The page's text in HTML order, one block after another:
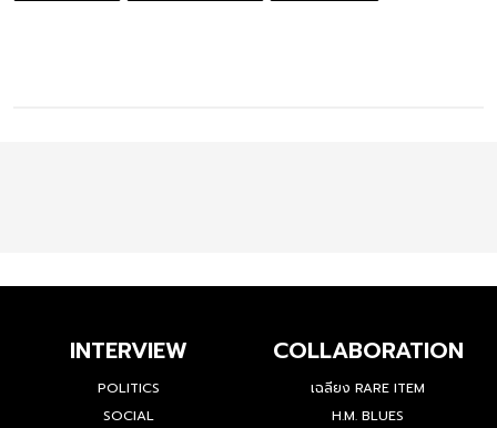
INTERVIEW
POLITICS
SOCIAL
COLLABORATION
เฉลียง RARE ITEM
H.M. BLUES